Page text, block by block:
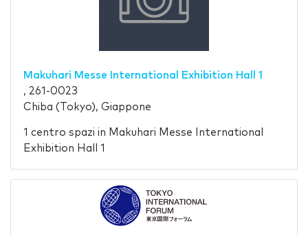
Makuhari Messe International Exhibition Hall 1
, 261-0023
Chiba (Tokyo), Giappone
1 centro spazi in Makuhari Messe International
Exhibition Hall 1